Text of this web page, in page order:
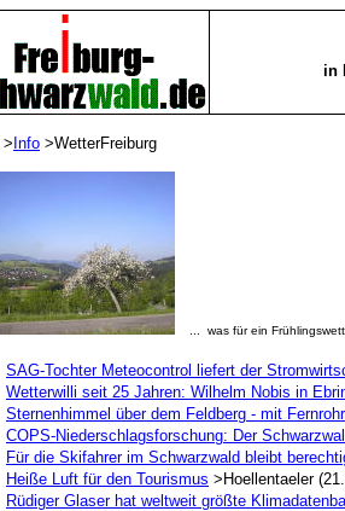
in
> Info >WetterFreiburg
... was für ein
SAG-Tochter Meteocontrol liefert der
Wetterwilli seit 25 Jahren: Wilhelm Nobis in
Sternenhimmel über dem Feldberg - mit Fernrohr
COPS-Niederschlagsforschung: Der
Für die Skifahrer im Schwarzwald bleibt
Heiße Luft für den Tourismus >Hoellentaeler
Rüdiger Glaser hat weltweit größte